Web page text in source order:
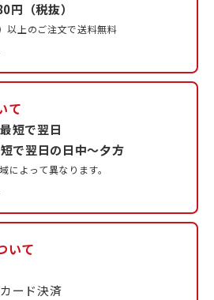
円（税抜）
以上のご注文で送料無料
て
最短で翌日
で翌日の日中〜夕方
によって異なります。
いて
ード決済